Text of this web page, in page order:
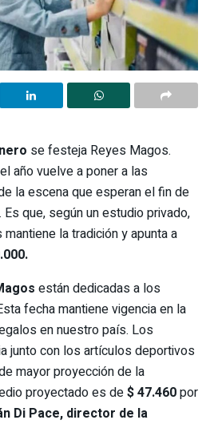
se festeja Reyes Magos.
año vuelve a poner a las
la escena que esperan el fin de
que, según un estudio privado,
la tradición y apunta a
están dedicadas a los
fecha mantiene vigencia en la
en nuestro país. Los
junto con los artículos deportivos
mayor proyección de la
proyectado es de$ 47.460por
Di Pace, director de la